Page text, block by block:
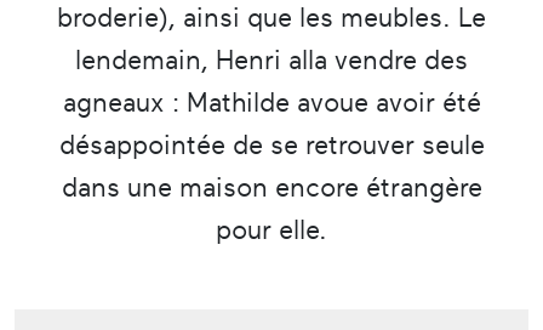
broderie), ainsi que les meubles. Le
lendemain, Henri alla vendre des
agneaux : Mathilde avoue avoir été
désappointée de se retrouver seule
dans une maison encore étrangère
pour elle.